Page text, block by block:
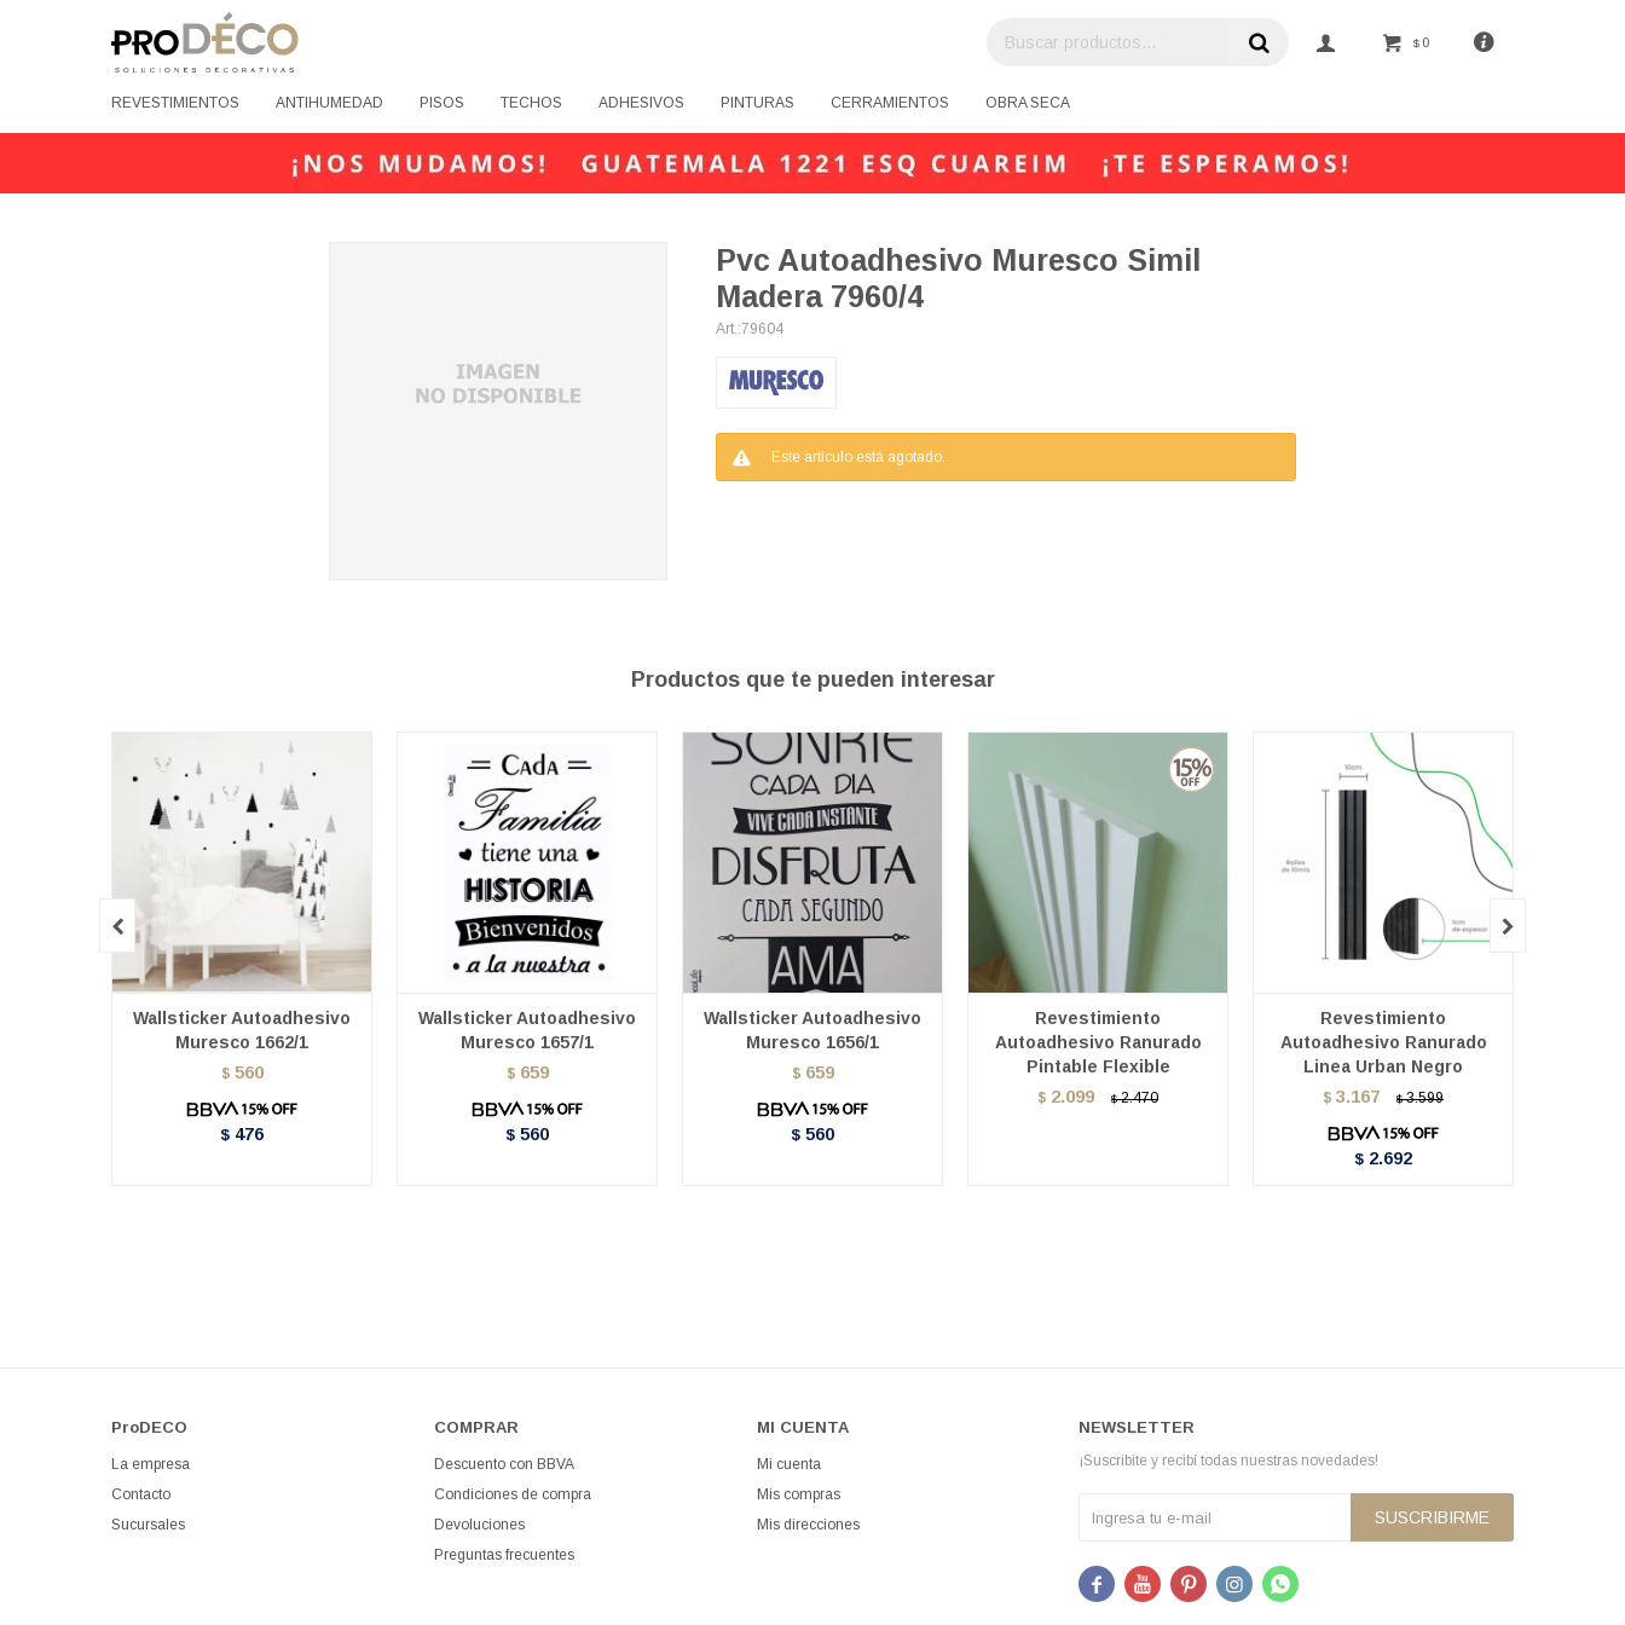
REVESTIMIENTOS ANTIHUMEDAD PISOS TECHOS ADHESIVOS PINTURAS CERRAMIENTOS OBRA SECA
$ 0
Pvc Autoadhesivo Muresco Simil
Madera 7960/4
79604
Este artículo está agotado.
Productos que te pueden interesar
Wallsticker Autoadhesivo
Muresco 1662/1
$ 560
$ 476
Wallsticker Autoadhesivo
Muresco 1657/1
$ 659
$ 560
Wallsticker Autoadhesivo
Muresco 1656/1
$ 659
$ 560
Revestimiento
Autoadhesivo Ranurado
Pintable Flexible
$ 2.099 $ 2.470
Revestimiento
Autoadhesivo Ranurado
Linea Urban Negro
$ 3.167 $ 3.599
$ 2.692
 
ProDECO
La empresa
Contacto
Sucursales
COMPRAR
Descuento con BBVA
Condiciones de compra
Devoluciones
Preguntas frecuentes
MI CUENTA
Mi cuenta
Mis compras
Mis direcciones
NEWSLETTER
¡Suscribite y recibí todas nuestras novedades!
SUSCRIBIRME
    